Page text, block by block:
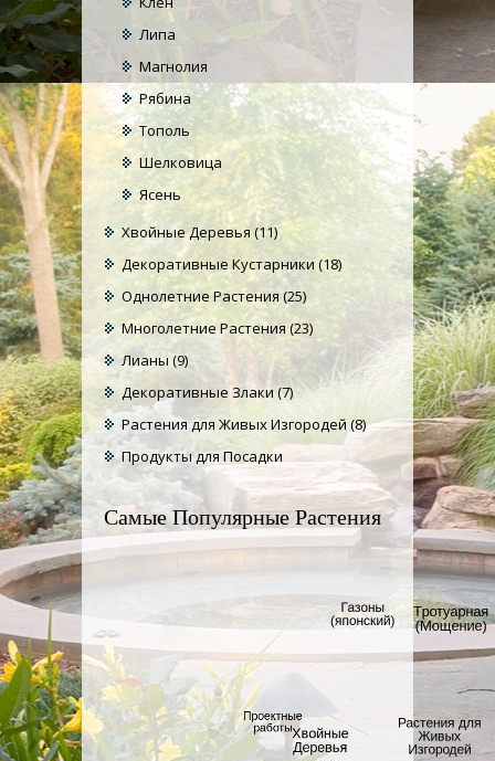
Липа
Магнолия
Рябина
Тополь
Шелковица
Ясень
Хвойные Деревья(11)
Декоративные Кустарники (18)
Однолетние Растения (25)
Многолетние Растения (23)
Лианы (9)
Декоративные Злаки(7)
Растения для Живых Изгородей (8)
Продукты для Посадки
Самые Популярные Растения